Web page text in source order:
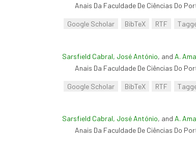
Anais Da Faculdade De Ciências Do
Google Scholar BibTeX RTF
Sarsfield Cabral, José António, and A.
Anais Da Faculdade De Ciências Do
Google Scholar BibTeX RTF
Sarsfield Cabral, José António, and A.
Anais Da Faculdade De Ciências Do